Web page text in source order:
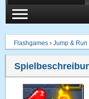
Flashgames ›Jump & Run